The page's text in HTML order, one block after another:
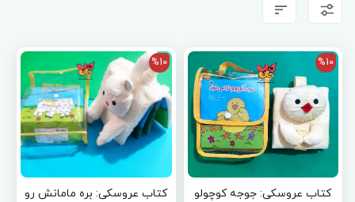
%10
کتاب عروسکی: جوجه کوچولو
%10
کتاب عروسکی: بره مامانش رو